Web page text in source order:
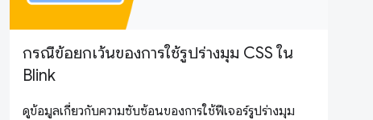
กรณีข้อยกเว้นของการใช้รูปร่างมุม CSS ใน
Blink
ดูข้อมูลเกี่ยวกับความซับซ้อนของการใช้ฟีเจอร์รูปร่างมุม